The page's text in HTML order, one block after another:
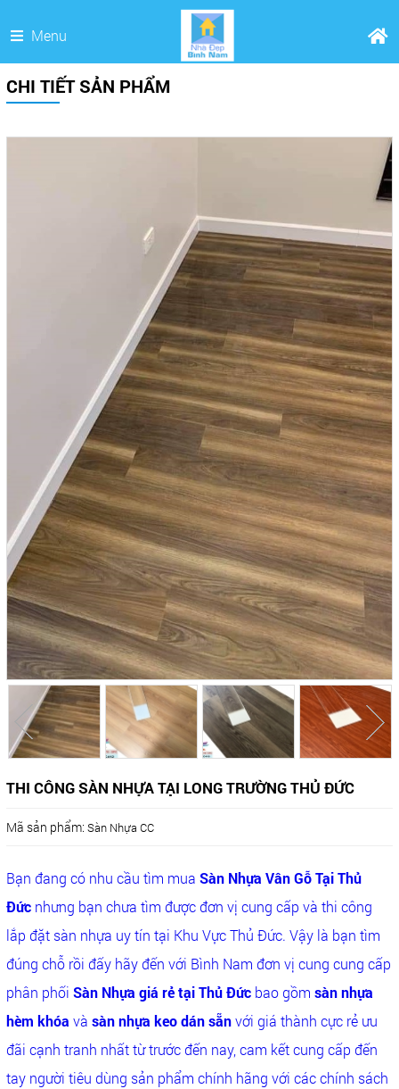
Menu
CHI TIẾT SẢN PHẨM
THI CÔNG SÀN NHỰA TẠI LONG TRƯỜNG THỦ ĐỨC
Mã sản phẩm: Sàn Nhựa CC
Bạn đang có nhu cầu tìm mua Sàn Nhựa Vân Gỗ Tại Thủ
Đức nhưng bạn chưa tìm được đơn vị cung cấp và thi công
lắp đặt sàn nhựa uy tín tại Khu Vực Thủ Đức. Vậy là bạn tìm
đúng chỗ rồi đấy hãy đến với Bình Nam đơn vị cung cung cấp
phân phối Sàn Nhựa giá rẻ tại Thủ Đứcbao gồm sàn nhựa
hèm khóa và sàn nhựa keo dán sẵnvới giá thành cực rẻ ưu
đãi cạnh tranh nhất từ trước đến nay, cam kết cung cấp đến
tay người tiêu dùng sản phẩm chính hãng với các chính sách